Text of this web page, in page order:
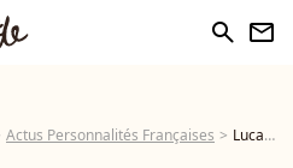
search newsletter
Actus Personnalités Françaises Lucas Hernandez : Le champion du monde papa, 1re photo avec bébé et sa chérie